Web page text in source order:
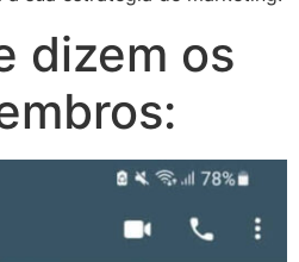
dizem os